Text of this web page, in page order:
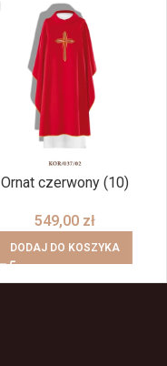
Ornat czerwony (10)
549,00 zł
DODAJ DO KOSZYKA